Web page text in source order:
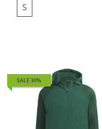
S
SALE 30%